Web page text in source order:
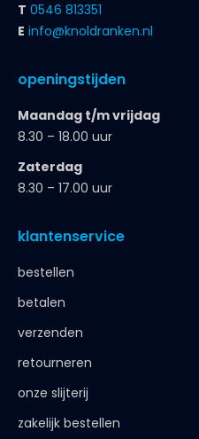
T 0546 813351
E info@knoldranken.nl
openingstijden
Maandag t/m vrijdag
8.30 – 18.00 uur
Zaterdag
8.30 – 17.00 uur
klantenservice
bestellen
betalen
verzenden
retourneren
onze slijterij
zakelijk bestellen